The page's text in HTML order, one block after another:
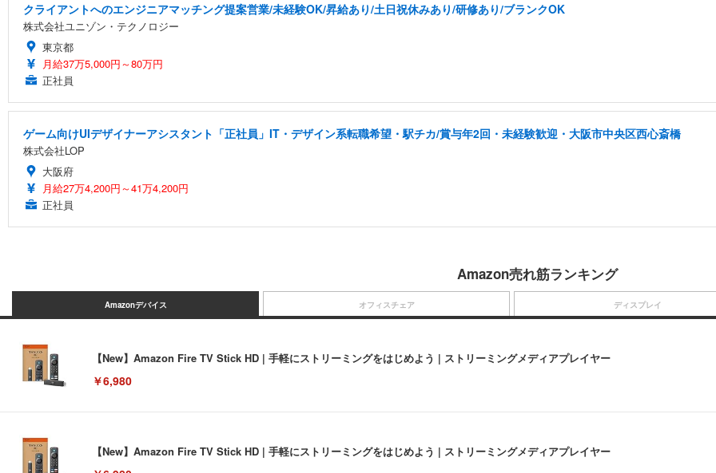
クライアントへのエンジニアマッチング提案営業/未経験OK/昇給あり/土日祝休みあり/研修あり/ブランクOK
株式会社ユニゾン・テクノロジー
東京都
月給37万5,000円～80万円
正社員
ゲーム向けUIデザイナーアシスタント「正社員」IT・デザイン系転職希望・駅チカ/賞与年2回・未経験歓迎・大阪市中央区西心斎橋
株式会社LOP
大阪府
月給27万4,200円～41万4,200円
正社員
Amazon売れ筋ランキング
Amazonデバイス
【New】Amazon Fire TV Stick HD | 手軽にストリーミングをはじめよう | ストリーミングメディアプレイヤー
￥6,980
【New】Amazon Fire TV Stick HD | 手軽にストリーミングをはじめよう | ストリーミングメディアプレイヤー
オフィスチェア ディスプレイ